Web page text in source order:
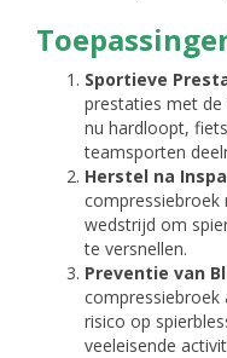
Sportieve
prestaties met
nu hardloopt,
teamsporten
Herstel na
compressiebroek
wedstrijd om
te versnellen.
Preventie van
compressiebroek
risico op
veeleisende